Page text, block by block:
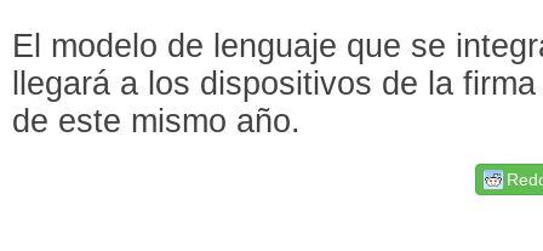
El modelo de lenguaje que se
llegará a los dispositivos de la
de este mismo año.